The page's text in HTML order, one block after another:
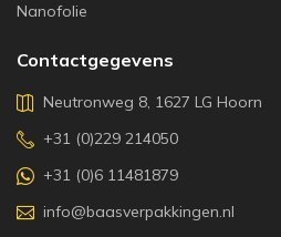
Nanofolie
Contactgegevens
Neutronweg 8, 1627 LG Hoorn
+31 (0)229 214050
+31 (0)6 11481879
info@baasverpakkingen.nl